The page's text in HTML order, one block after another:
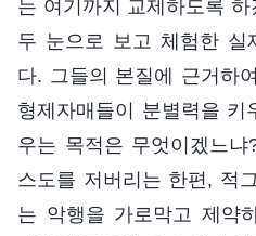
는 여기까지 교제하도록
두 눈으로 보고 체험한 실
다. 그들의 본질에 근거하
형제자매들이 분별력을 키
우는 목적은 무엇이겠느
스도를 저버리는 한편, 적
는 악행을 가로막고 제약